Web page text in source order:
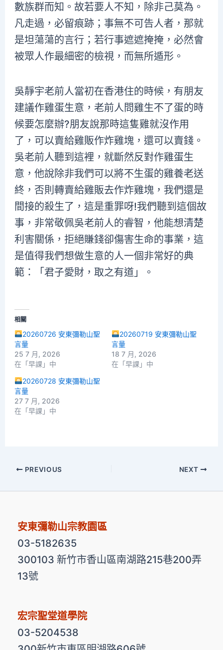
數族群而知。故若要人不知，除非己莫為。
凡走過，必留痕跡；事無不可告人者，那就
是坦蕩蕩的言行；若行事遮遮掩掩，必然會
被眾人作最細密的檢視，而無所遁形。
吳靜宇老前人當初在香港住的時候，有朋友
建議作雞蛋生意，老前人問雞生不了蛋的時
候要怎麼辦?朋友說那時這隻雞就沒作用
了，可以賣給雞販作炸雞塊，還可以賣錢。
吳老前人聽到這裡，就斷然反對作雞蛋生
意，他說除非我們可以將不生蛋的雞養老送
終，否則轉賣給雞販去作炸雞塊，我們還是
間接的殺生了，這是重罪呀!我們聽到這個故
事，非常敬佩吳老前人的睿智，他能想清楚
利害關係，拒絕賺錢卻傷害生命的事業，這
是值得我們想做生意的人一個非常好的典
範：「君子愛財，取之有道」。
相關
20260726 安東彌勒山聖
言量
25 7 月, 2026
在「早課」中
20260719 安東彌勒山聖
言量
18 7 月, 2026
在「早課」中
20260728 安東彌勒山聖
言量
27 7 月, 2026
在「早課」中
PREVIOUS NEXT
安東彌勒山宗教園區
03-5182635
300103 新竹市香山區南湖路215巷200弄
13號
宏宗聖堂道學院
03-5204538